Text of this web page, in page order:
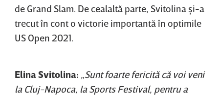
de Grand Slam. De cealaltă parte, Svitolina şi-a
trecut în cont o victorie importantă în optimile
US Open 2021.
Elina Svitolina: „Sunt foarte fericită că voi veni
la Cluj-Napoca, la Sports Festival, pentru a